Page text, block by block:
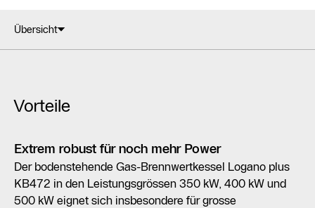
Übersicht
Vorteile
Extrem robust für noch mehr Power
Der bodenstehende Gas-Brennwertkessel Logano plus
KB472 in den Leistungsgrössen 350 kW, 400 kW und
500 kW eignet sich insbesondere für grosse